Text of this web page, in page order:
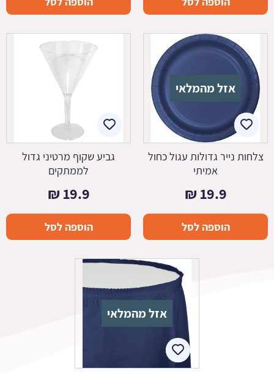
אזל מהמלאי
צלחות נייר גדולות עגול כחול
אמיתי
19.9
₪
הוספה לסל
גביע שקוף מרטיני גדול
לממתקים
19.9
₪
הוספה לסל
אזל מהמלאי